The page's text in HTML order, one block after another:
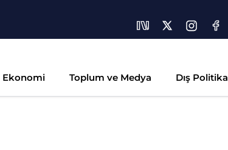
Ekonomi Toplum ve Medya Dış Politika